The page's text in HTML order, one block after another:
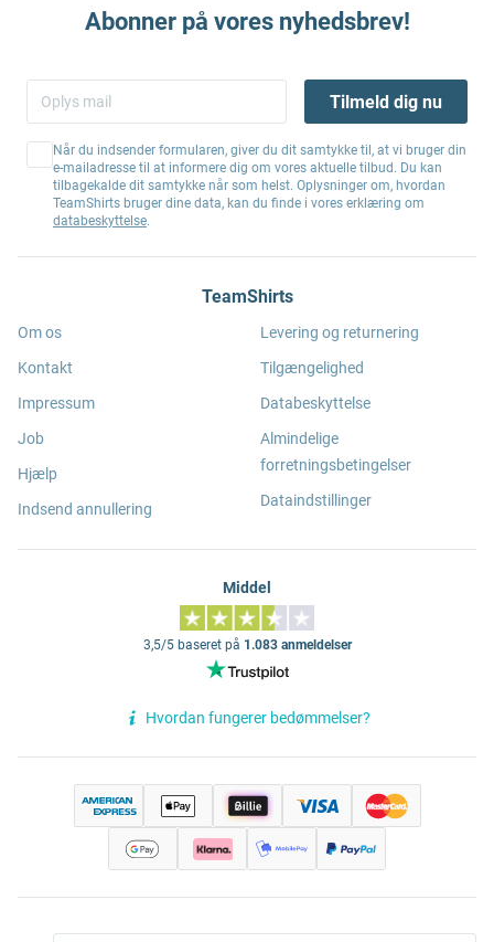
Abonner på vores nyhedsbrev!
Tilmeld dig nu
Når du indsender formularen, giver du dit samtykke til, at vi bruger din
e-mailadresse til at informere dig om vores aktuelle tilbud. Du kan
tilbagekalde dit samtykke når som helst. Oplysninger om, hvordan
TeamShirts bruger dine data, kan du finde i vores erklæring om
databeskyttelse.
TeamShirts
Om os
Kontakt
Impressum
Job
Hjælp
Indsend annullering
Levering og returnering
Tilgængelighed
Databeskyttelse
Almindelige
forretningsbetingelser
Dataindstillinger
Middel
3,5/5 baseret på 1.083 anmeldelser
Hvordan fungerer bedømmelser?